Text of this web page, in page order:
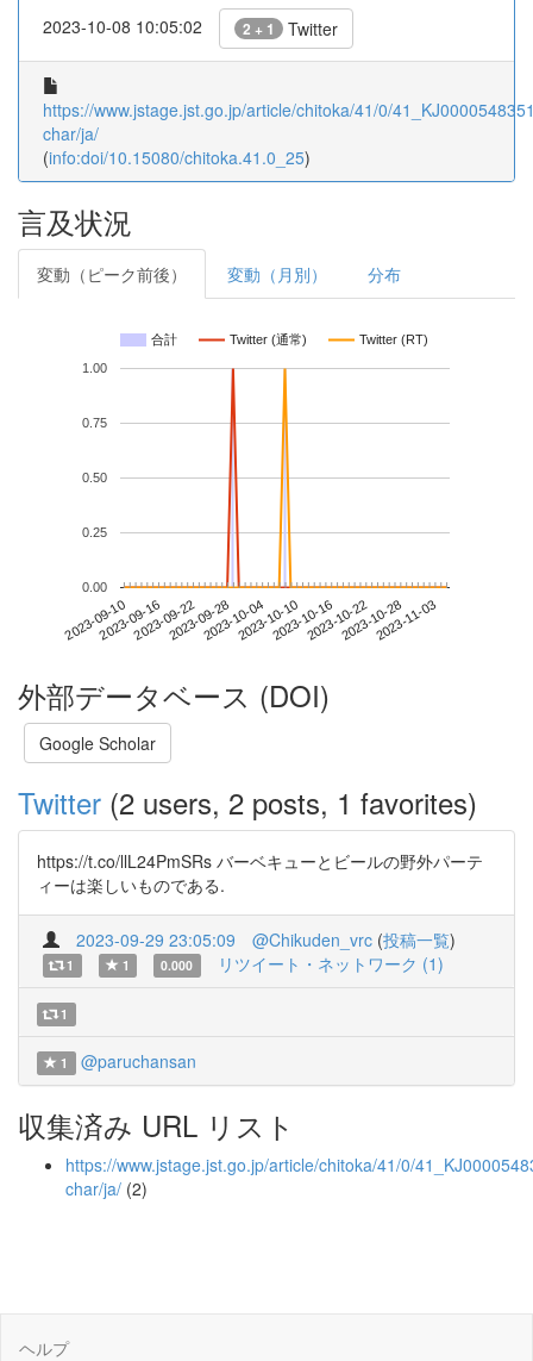
2023-10-08 10:05:02 2 + 1 Twitter
https://www.jstage.jst.go.jp/article/chitoka/41/0/
char/ja/
(info:doi/10.15080/chitoka.41.0_25)
言及状況
変動（ピーク前後） 変動（月別） 分布
合計 Twitter (通常) Twitter (RT)
2023-09-102023-09-162023-09-222023-09-282023-10-042023-10-102023-10-162023-10-222023-10-282023-11-03
0.00
0.25
0.50
0.75
1.00
外部データベース (DOI)
Google Scholar
Twitter (2 users, 2 posts, 1 favorites)
https://t.co/llL24PmSRs バーベキューとビールの野外パーテ
ィーは楽しいものである.
2023-09-29 23:05:09 @Chikuden_vrc (投稿一覧)
1 1 0.000 リツイート・ネットワーク (1)
1
1 @paruchansan
収集済み URL リスト
https://www.jstage.jst.go.jp/article/chitoka/41/0/
char/ja/ (2)
ヘルプ